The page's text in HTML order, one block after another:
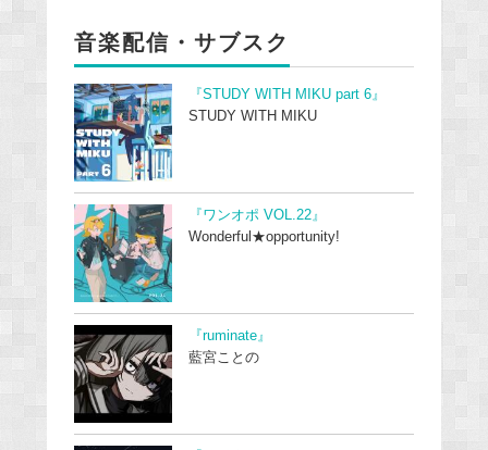
音楽配信・サブスク
『STUDY WITH MIKU part 6』
STUDY WITH MIKU
『ワンオポ VOL.22』
Wonderful★opportunity!
『ruminate』
藍宮ことの